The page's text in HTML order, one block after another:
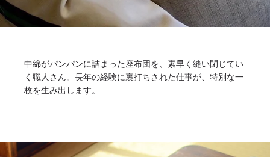
中綿がパンパンに詰まった座布団を、素早く縫い閉じてい
く職人さん。長年の経験に裏打ちされた仕事が、特別な一
枚を生み出します。